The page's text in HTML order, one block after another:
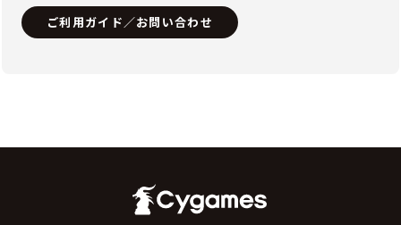
ご利用ガイド／お問い合わせ